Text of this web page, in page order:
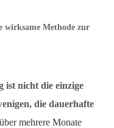
wirksame Methode zur
ist nicht die einzige
die dauerhafte
mehrere Monate